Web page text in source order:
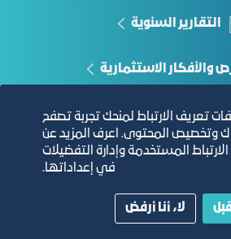
التقارير السنوية
والأفكار الاستثمارية
التجارة الإلكترونية
دليل الصفحات الزرقاء
تعريف الارتباط لمنحك تجربة تصفح
وتخصيص المحتوى. اعرف المزيد عن
المستخدمة وإدارة التفضيلات
في إعداداتها.
لا، أنا أرفض